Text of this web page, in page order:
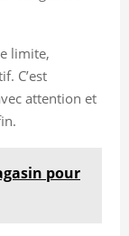
limite,
C’est
attention et
pour